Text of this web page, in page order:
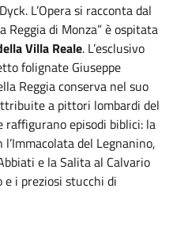
L’Opera si racconta dal
Reggia di Monza” è ospitata
Villa Reale. L’esclusivo
folignate Giuseppe
Reggia conserva nel suo
a pittori lombardi del
raffigurano episodi biblici: la
l’Immacolata del Legnanino,
e la Salita al Calvario
i preziosi stucchi di